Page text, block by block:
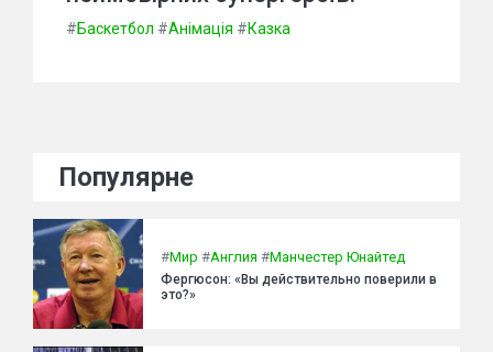
#Баскетбол #Анімація #Казка
Популярне
#Мир #Англия #Манчестер Юнайтед
Фергюсон: «Вы действительно поверили в
это?»